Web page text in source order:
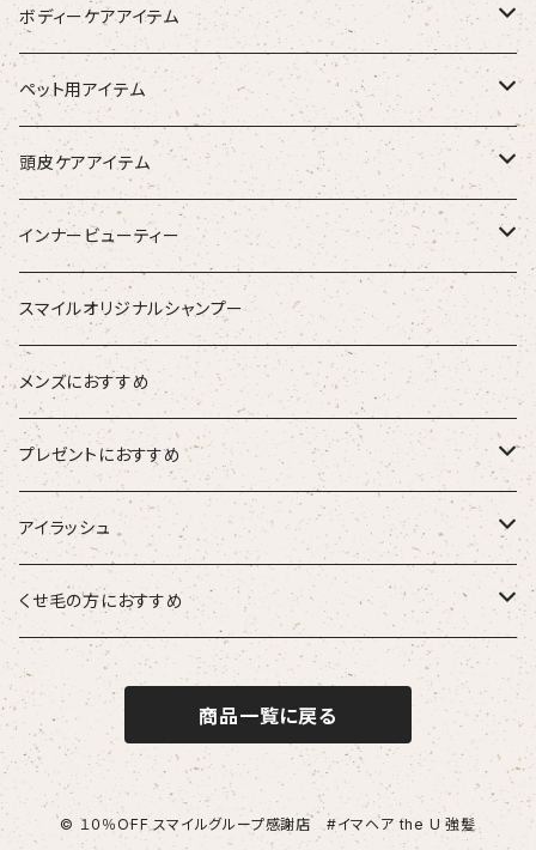
シャンプー
トリートメント（インバス）
トリートメント（アウトバス）
スタイリング器具
ストレートアイロン
ブラシ
スタイリング剤
ETORAS エトラス
hairU ハイル
ボディーケアアイテム
除毛クリーム
化粧水
ペット用アイテム
ワンちゃん用
ブラシ
頭皮ケアアイテム
強髪
nine
スキャルプブラシ
インナービューティー
青粒
海活潤
エステプロラボ
スマイルオリジナルシャンプー
メンズにおすすめ
プレゼントにおすすめ
大人女性
男性
女性
アイラッシュ
HSC強髪
くせ毛の方におすすめ
suwae（スワエ）
商品一覧に戻る
© １０％OFF スマイルグループ感謝店 #イマヘア the U 強髪